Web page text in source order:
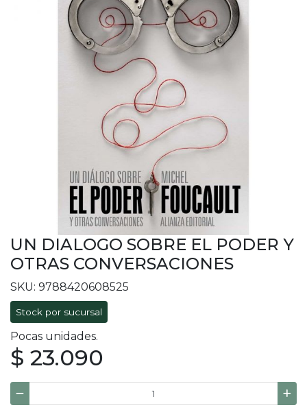
UN DIALOGO SOBRE EL PODER Y
OTRAS CONVERSACIONES
SKU: 9788420608525
Stock por sucursal
Pocas unidades.
$ 23.090